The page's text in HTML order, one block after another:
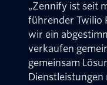
„Zennify ist seit
führender Twilio
wir ein
verkaufen
gemeinsam